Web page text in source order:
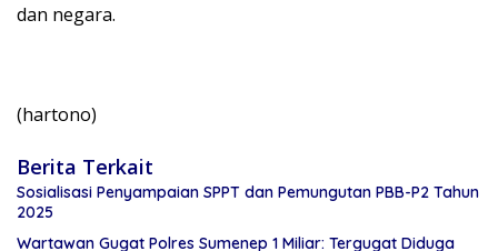
dan negara.
(hartono)
Berita Terkait
Sosialisasi Penyampaian SPPT dan Pemungutan PBB-P2 Tahun
2025
Wartawan Gugat Polres Sumenep 1 Miliar: Tergugat Diduga